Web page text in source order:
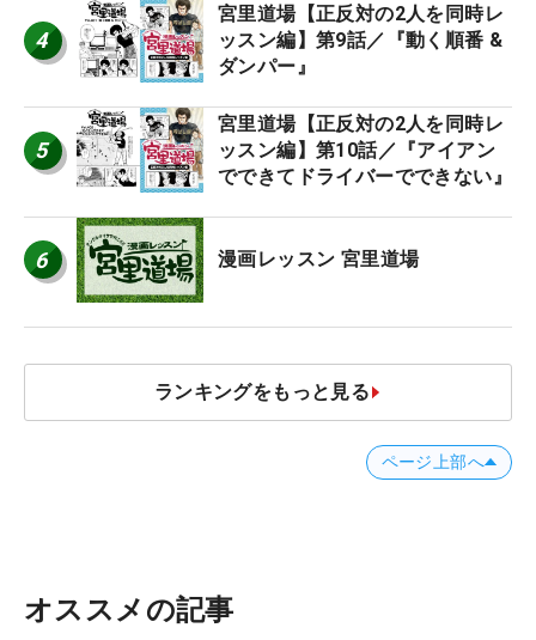
4
宮里道場【正反対の2人を同時レ
ッスン編】第9話／『動く順番 &
ダンパー』
5
宮里道場【正反対の2人を同時レ
ッスン編】第10話／『アイアン
でできてドライバーでできない』
6 漫画レッスン 宮里道場
ランキングをもっと見る
ページ上部へ
オススメの記事